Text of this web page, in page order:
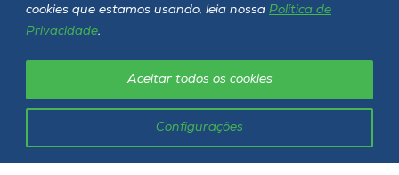
cookies que estamos usando, leia nossa Política de
Privacidade.
Configurações
Aceitar todos os cookies
Selecione o campus
Rua Getúlio Vargas, 2125 - Bairro Flor da Serra
Joaçaba - SC - CEP 89600-000
Telefone (49) 3551-2000